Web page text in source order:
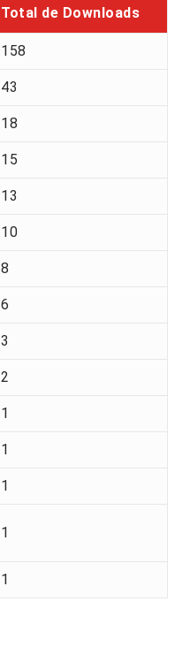
Total de Downloads
158
43
18
15
13
10
8
6
3
2
1
1
1
1
1